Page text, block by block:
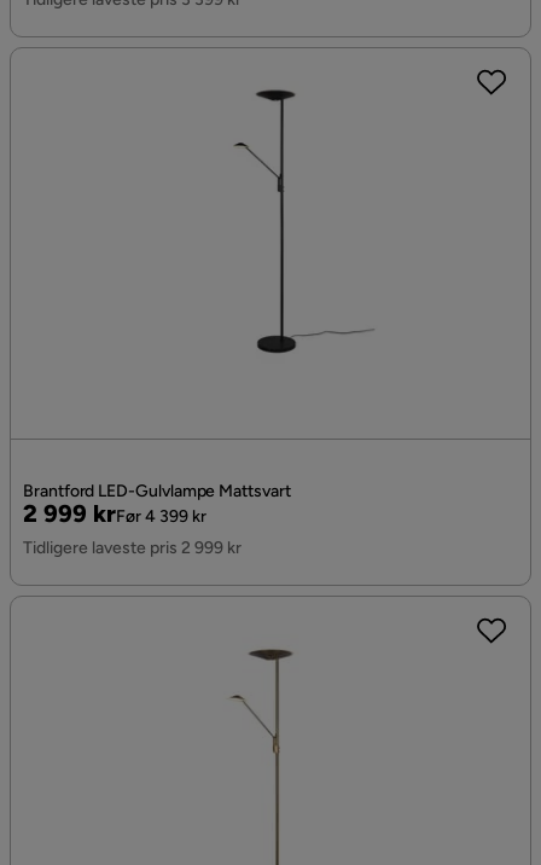
Brantford LED-Gulvlampe Mattsvart
Pris
2 999 kr
Original
Pris
Før 4 399 kr
Tidligere laveste pris 2 999 kr